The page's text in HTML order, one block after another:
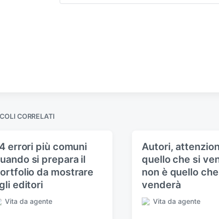
CORRELATI
errori più comuni
si prepara il
da mostrare
editori
Vita da agente
Autori,
quello che si
non è quello
venderà
P
Vita da agente